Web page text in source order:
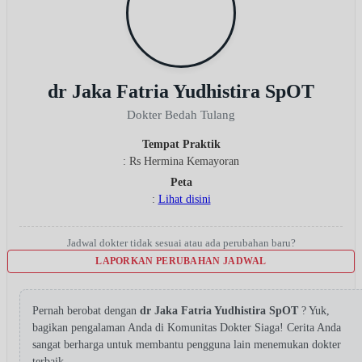
dr Jaka Fatria Yudhistira SpOT
Dokter Bedah Tulang
Tempat Praktik
: Rs Hermina Kemayoran
Peta
: Lihat disini
Jadwal dokter tidak sesuai atau ada perubahan baru?
LAPORKAN PERUBAHAN JADWAL
Pernah berobat dengan dr Jaka Fatria Yudhistira SpOT ? Yuk,
bagikan pengalaman Anda di Komunitas Dokter Siaga! Cerita Anda
sangat berharga untuk membantu pengguna lain menemukan dokter